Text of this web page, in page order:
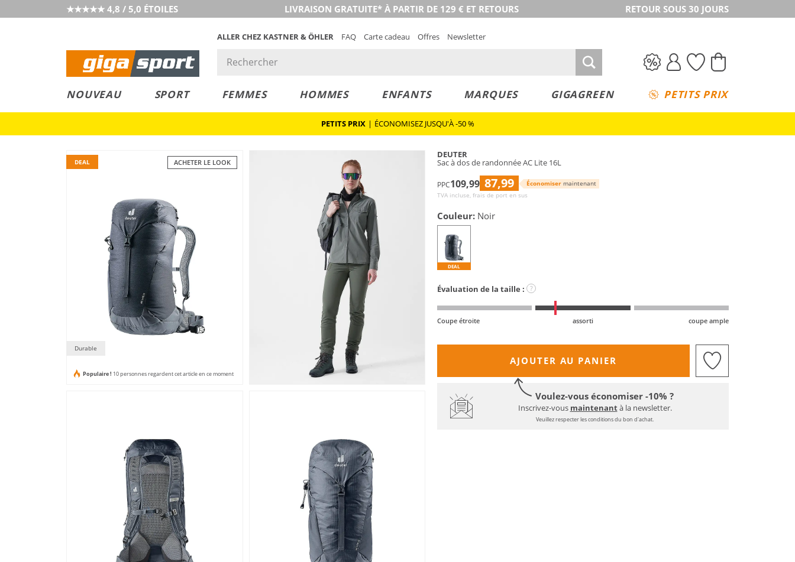
★★★★★ 4,8 / 5,0 ÉTOILES LIVRAISON GRATUITE* À PARTIR DE 129 € ET RETOURS RETOUR SOUS 30 JOURS
ALLER CHEZ KASTNER & ÖHLER FAQ Carte cadeau Offres Newsletter
NOUVEAU SPORT FEMMES HOMMES ENFANTS MARQUES GIGAGREEN PETITS PRIX
PETITS PRIX | ÉCONOMISEZ JUSQU'À -50 %
ACHETER LE LOOK
DEAL
Durable
Populaire ! 10 personnes regardent cet article en ce moment
DEUTER
Sac à dos de randonnée AC Lite 16L
PPC109,99 87,99 Économiser maintenant
TVA incluse, frais de port en sus
Couleur: Noir
DEAL
Évaluation de la taille : ?
Coupe étroite assorti coupe ample
AJOUTER AU PANIER
Voulez-vous économiser -10% ?
Inscrivez-vous maintenantà la newsletter.
Veuillez respecter les conditions du bon d'achat.